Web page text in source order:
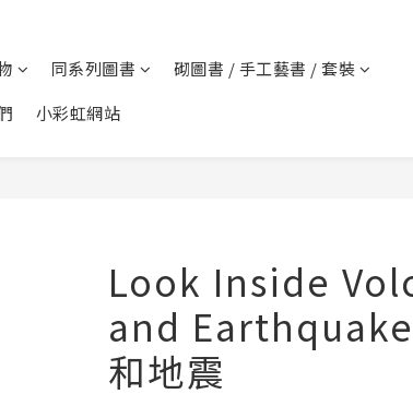
同系列圖書
砌圖書 / 手工藝書 / 套裝
小彩虹網站
Look Inside
and
和地震